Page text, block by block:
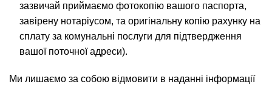
зазвичай приймаємо фотокопію вашого паспорта,
завірену нотаріусом, та оригінальну копію рахунку на
сплату за комунальні послуги для підтвердження
вашої поточної адреси).
Ми лишаємо за собою відмовити в наданні інформації